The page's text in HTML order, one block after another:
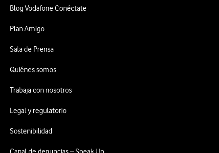
Blog Vodafone Conéctate
Plan Amigo
Sala de Prensa
Quiénes somos
Trabaja con nosotros
Legal y regulatorio
Sostenibilidad